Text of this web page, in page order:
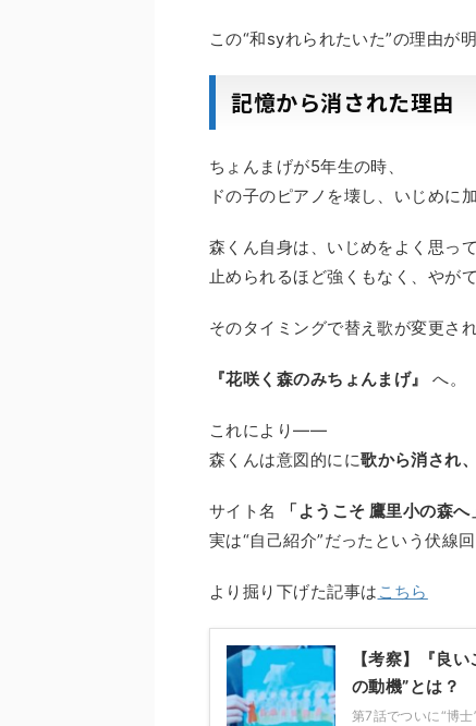
この“和syれられたいた”の理由が
記憶から消された理由
ちょんまげが5年生の時、
ドの子のピアノを壊し、いじめに
森くん自身は、いじめをよく思っ
止められるほど強くもなく、やが
そのタイミングで替え歌が変更さ
『花咲く森のみちょんまげ』 へ。
これにより――
森くんは意図的にに歌から消され
サイト名 「ようこそ 鷹里小の森へ
実は“自己紹介”だったという伏線
より掘り下げた記事は こちら
【考察】『良
の動機”とは？
第7話でついに“博